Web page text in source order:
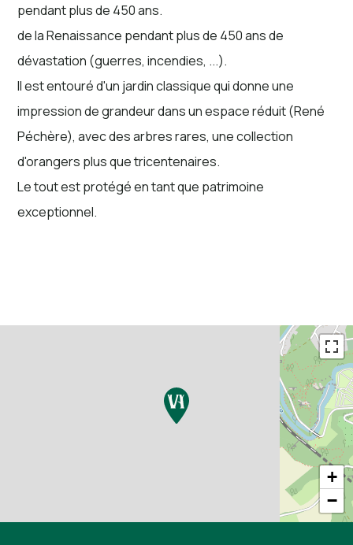
pendant plus de 450 ans.
de la Renaissance pendant plus de 450 ans de
dévastation (guerres, incendies, ...).
Il est entouré d'un jardin classique qui donne une
impression de grandeur dans un espace réduit (René
Péchère), avec des arbres rares, une collection
d'orangers plus que tricentenaires.
Le tout est protégé en tant que patrimoine
exceptionnel.
+
−